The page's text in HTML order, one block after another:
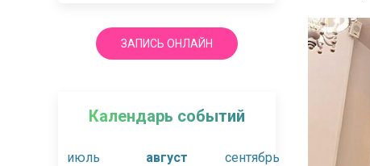
ЗАПИСЬ ОНЛАЙН
Календарь событий
июль август сентябрь